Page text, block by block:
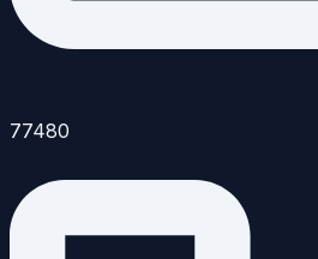
77480